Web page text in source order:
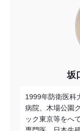
坂
1999年防衛医科
病院、木場公園
ック東京等をへ